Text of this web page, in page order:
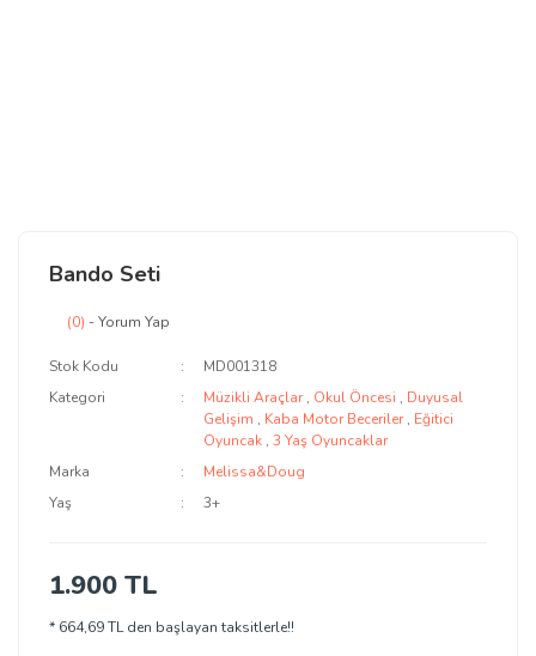
Bando Seti
(0) - Yorum Yap
Stok Kodu
MD001318
Kategori
Müzikli Araçlar , Okul Öncesi , Duyusal
Gelişim , Kaba Motor Beceriler , Eğitici
Oyuncak , 3 Yaş Oyuncaklar
Marka
Melissa&Doug
Yaş
3+
1.900 TL
* 664,69 TL den başlayan taksitlerle!!